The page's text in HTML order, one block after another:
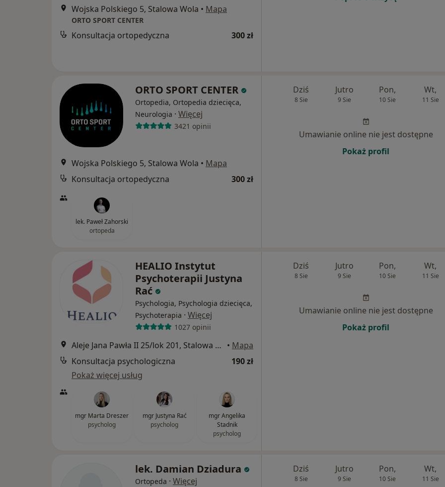
Wojska Polskiego 5, Stalowa Wola • Mapa
ORTO SPORT CENTER
Konsultacja ortopedyczna 300 zł
ORTO SPORT CENTER
Ortopedia, Ortopedia dziecięca,
Neurologia · Więcej
3421 opinii
Wojska Polskiego 5, Stalowa Wola • Mapa
Konsultacja ortopedyczna
300 zł
lek. Paweł Zahorski
ortopeda
Dziś
8 Sie
Jutro
9 Sie
Pon,
10 Sie
Wt,
11 Sie
Umawianie online nie jest dostępne
Pokaż profil
HEALIO Instytut
Psychoterapii Justyna
Rać
Psychologia, Psychologia dziecięca,
Psychoterapia · Więcej
1027 opinii
Aleje Jana Pawła II 25/lok 201, Stalowa Wola • Mapa
Konsultacja psychologiczna
190 zł
Pokaż więcej usług
mgr Marta Dreszer
psycholog
mgr Justyna Rać
psycholog
mgr Angelika
Stadnik
psycholog
Dziś
8 Sie
Jutro
9 Sie
Pon,
10 Sie
Wt,
11 Sie
Umawianie online nie jest dostępne
Pokaż profil
lek. Damian Dziadura
Ortopeda · Więcej
Dziś
8 Sie
Jutro
9 Sie
Pon,
10 Sie
Wt,
11 Sie